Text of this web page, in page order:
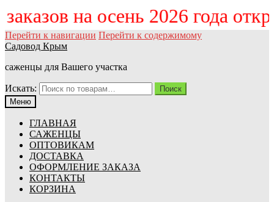
заказов на осень 2026 года
Перейти к навигации Перейти к содержимому
Садовод Крым
саженцы для Вашего участка
Искать:
Поиск
Меню
ГЛАВНАЯ
САЖЕНЦЫ
ОПТОВИКАМ
ДОСТАВКА
ОФОРМЛЕНИЕ ЗАКАЗА
КОНТАКТЫ
КОРЗИНА